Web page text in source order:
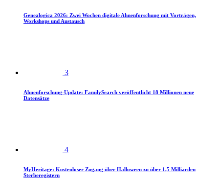
Genealogica 2026: Zwei Wochen digitale Ahnenforschung mit Vorträgen,
Workshops und Austausch
3
Ahnenforschung-Update: FamilySearch veröffentlicht 18 Millionen neue
Datensätze
4
MyHeritage: Kostenloser Zugang über Halloween zu über 1,5 Milliarden
Sterberegistern